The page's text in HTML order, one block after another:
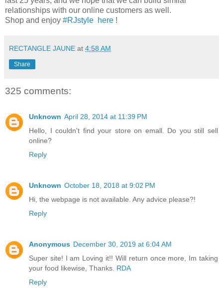
relationships with our online customers as well.
Shop and enjoy #RJstyle here !
RECTANGLE JAUNE at 4:58 AM
Share
325 comments:
Unknown April 28, 2014 at 11:39 PM
Hello, I couldn't find your store on emall. Do you still sell
online?
Reply
Unknown October 18, 2018 at 9:02 PM
Hi, the webpage is not available. Any advice please?!
Reply
Anonymous December 30, 2019 at 6:04 AM
Super site! I am Loving it!! Will return once more, Im taking
your food likewise, Thanks. RDA
Reply